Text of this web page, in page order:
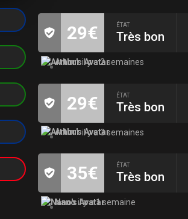
29€ ÉTAT
Très bon
Arthuril y a 2 semaines
29€ ÉTAT
Très bon
Arthuril y a 3 semaines
35€ ÉTAT
Très bon
Nanoil y a 1 semaine